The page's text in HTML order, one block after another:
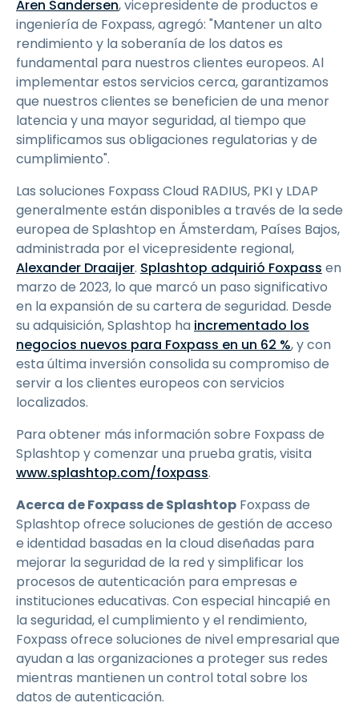
Aren Sandersen, vicepresidente de productos e
ingeniería de Foxpass, agregó: "Mantener un alto
rendimiento y la soberanía de los datos es
fundamental para nuestros clientes europeos. Al
implementar estos servicios cerca, garantizamos
que nuestros clientes se beneficien de una menor
latencia y una mayor seguridad, al tiempo que
simplificamos sus obligaciones regulatorias y de
cumplimiento".
Las soluciones Foxpass Cloud RADIUS, PKI y LDAP
generalmente están disponibles a través de la sede
europea de Splashtop en Ámsterdam, Países Bajos,
administrada por el vicepresidente regional,
Alexander Draaijer. Splashtop adquirió Foxpass en
marzo de 2023, lo que marcó un paso significativo
en la expansión de su cartera de seguridad. Desde
su adquisición, Splashtop ha incrementado los
negocios nuevos para Foxpass en un 62 %, y con
esta última inversión consolida su compromiso de
servir a los clientes europeos con servicios
localizados.
Para obtener más información sobre Foxpass de
Splashtop y comenzar una prueba gratis, visita
www.splashtop.com/foxpass.
Acerca de Foxpass de Splashtop Foxpass de
Splashtop ofrece soluciones de gestión de acceso
e identidad basadas en la cloud diseñadas para
mejorar la seguridad de la red y simplificar los
procesos de autenticación para empresas e
instituciones educativas. Con especial hincapié en
la seguridad, el cumplimiento y el rendimiento,
Foxpass ofrece soluciones de nivel empresarial que
ayudan a las organizaciones a proteger sus redes
mientras mantienen un control total sobre los
datos de autenticación.